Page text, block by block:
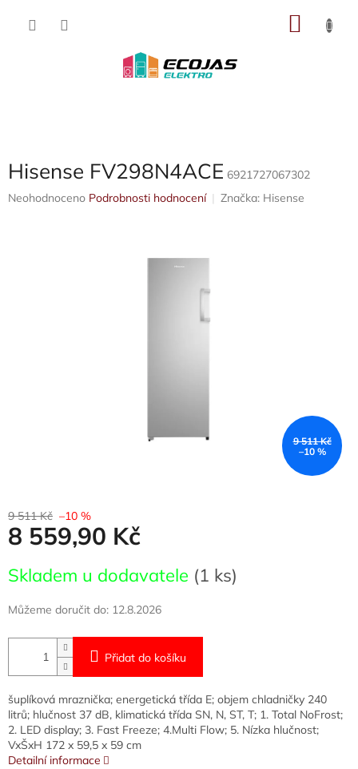
Hisense FV298N4ACE 6921727067302
Průměrné
Neohodnoceno Podrobnosti hodnocení Značka: Hisense
9 511 Kč
–10 %
9 511 Kč –10 %
8 559,90 Kč
cena:
Skladem u dodavatele (1 ks)
Můžeme doručit do: 12.8.2026
Přidat do košíku
šuplíková mraznička; energetická třída E; objem chladničky 240
litrů; hlučnost 37 dB, klimatická třída SN, N, ST, T; 1. Total NoFrost;
2. LED display; 3. Fast Freeze; 4.Multi Flow; 5. Nízka hlučnost;
VxŠxH 172 x 59,5 x 59 cm
Detailní informace